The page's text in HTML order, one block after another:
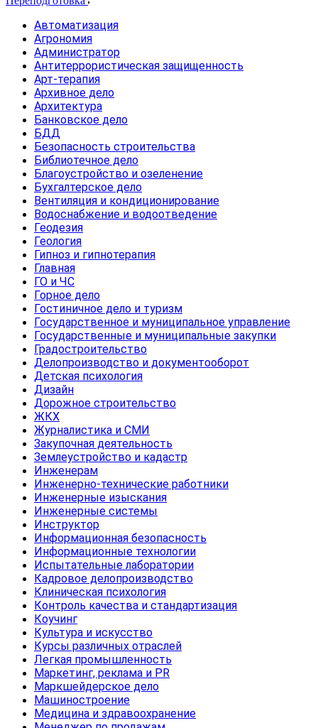
Автоматизация
Агрономия
Администратор
Антитеррористическая защищенность
Арт-терапия
Архивное дело
Архитектура
Банковское дело
БДД
Безопасность строительства
Библиотечное дело
Благоустройство и озеленение
Бухгалтерское дело
Вентиляция и кондиционирование
Водоснабжение и водоотведение
Геодезия
Геология
Гипноз и гипнотерапия
Главная
ГО и ЧС
Горное дело
Гостиничное дело и туризм
Государственное и муниципальное управление
Государственные и муниципальные закупки
Градостроительство
Делопроизводство и документооборот
Детская психология
Дизайн
Дорожное строительство
ЖКХ
Журналистика и СМИ
Закупочная деятельность
Землеустройство и кадастр
Инженерам
Инженерно-технические работники
Инженерные изыскания
Инженерные системы
Инструктор
Информационная безопасность
Информационные технологии
Испытательные лаборатории
Кадровое делопроизводство
Клиническая психология
Контроль качества и стандартизация
Коучинг
Культура и искусство
Курсы различных отраслей
Легкая промышленность
Маркетинг, реклама и PR
Маркшейдерское дело
Машиностроение
Медицина и здравоохранение